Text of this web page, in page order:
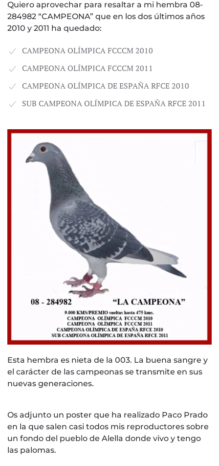
Quiero aprovechar para resaltar a mi hembra 08-
284982 “CAMPEONA” que en los dos últimos años
2010 y 2011 ha quedado:
CAMPEONA OLÍMPICA FCCCM 2010
CAMPEONA OLÍMPICA FCCCM 2011
CAMPEONA OLÍMPICA DE ESPAÑA RFCE 2010
SUB CAMPEONA OLÍMPICA DE ESPAÑA RFCE 2011
Esta hembra es nieta de la 003. La buena sangre y
el carácter de las campeonas se transmite en sus
nuevas generaciones.
Os adjunto un poster que ha realizado Paco Prado
en la que salen casi todos mis reproductores sobre
un fondo del pueblo de Alella donde vivo y tengo
las palomas.